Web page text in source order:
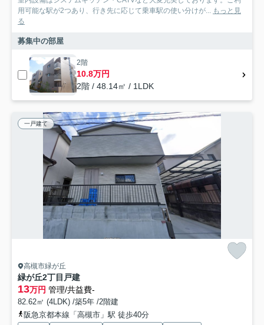
用可能な駅が2つあり、行き先に応じて乗車駅の使い分けが... もっと見
る
募集中の部屋
2階
10.8万円
2階 / 48.14㎡ / 1LDK
一戸建て
高槻市緑が丘
緑が丘2丁目戸建
13万円 管理/共益費-
82.62㎡ (4LDK) /築5年 /2階建
阪急京都本線「高槻市」駅 徒歩40分